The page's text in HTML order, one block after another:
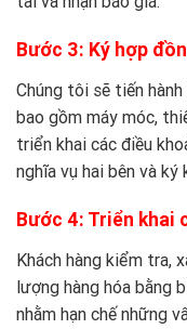
Bước 3: Ký hợp
Chúng tôi sẽ tiến
bao gồm máy móc,
triển khai các điều
nghĩa vụ hai bên và ký
Bước 4: Triển khai
Khách hàng kiểm tra,
lượng hàng hóa bằng
nhằm hạn chế những